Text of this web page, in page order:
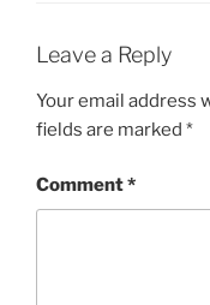
Leave a Reply
Your email address
fields are marked *
Comment*